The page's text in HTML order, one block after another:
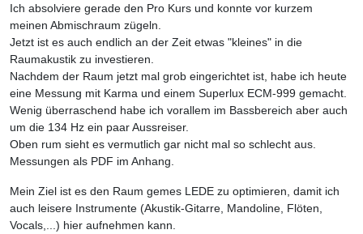
Ich absolviere gerade den Pro Kurs und konnte vor kurzem
meinen Abmischraum zügeln.
Jetzt ist es auch endlich an der Zeit etwas "kleines" in die
Raumakustik zu investieren.
Nachdem der Raum jetzt mal grob eingerichtet ist, habe ich heute
eine Messung mit Karma und einem Superlux ECM-999 gemacht.
Wenig überraschend habe ich vorallem im Bassbereich aber auch
um die 134 Hz ein paar Aussreiser.
Oben rum sieht es vermutlich gar nicht mal so schlecht aus.
Messungen als PDF im Anhang.
Mein Ziel ist es den Raum gemes LEDE zu optimieren, damit ich
auch leisere Instrumente (Akustik-Gitarre, Mandoline, Flöten,
Vocals,...) hier aufnehmen kann.